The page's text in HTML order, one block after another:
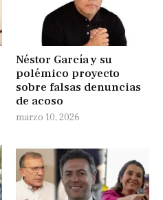
Néstor García y su
polémico proyecto
sobre falsas denuncias
de acoso
marzo 10, 2026